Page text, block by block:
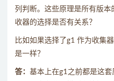
列判断。这些原理是所有版本
收器的选择是否有关系？
比如如果选择了g1 作为收集
是一样？
答： 基本上在g1之前都是这